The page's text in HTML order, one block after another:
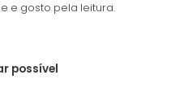
e gosto pela leitura.
possível